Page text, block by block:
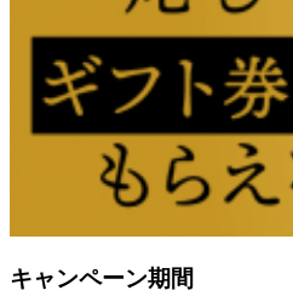
キャンペーン期間